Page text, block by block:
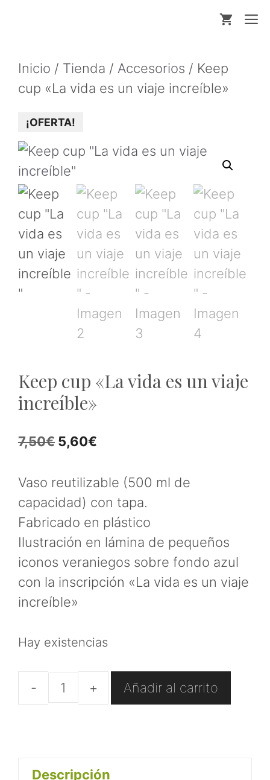
Inicio / Tienda / Accesorios / Keep
cup «La vida es un viaje increíble»
¡OFERTA!
Keep cup «La vida es un viaje
increíble»
7,50€ El
original
era:
7,50€.
5,60€
actual
es:
5,60€.
Vaso reutilizable (500 ml de
capacidad) con tapa.
Fabricado en plástico
Ilustración en lámina de pequeños
iconos veraniegos sobre fondo azul
con la inscripción «La vida es un viaje
increíble»
Hay existencias
Keep
es
Añadir al carrito
Descripción